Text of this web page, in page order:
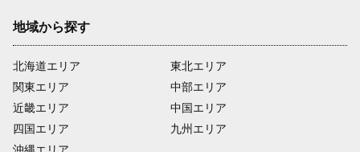
地域から探す
北海道エリア
関東エリア
近畿エリア
四国エリア
東北エリア
中部エリア
中国エリア
九州エリア